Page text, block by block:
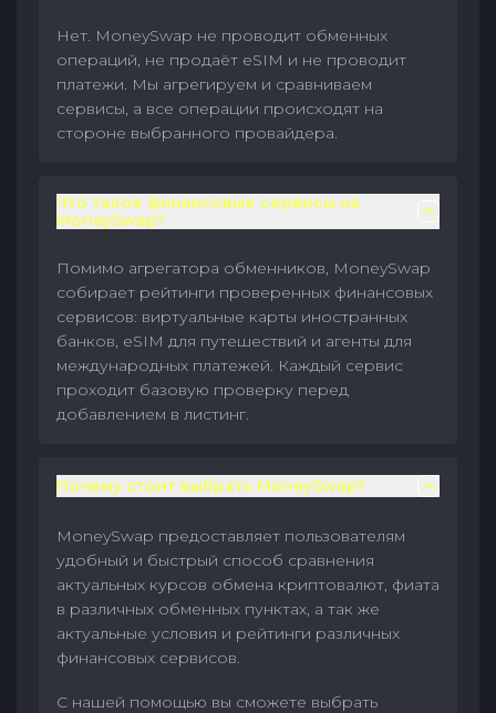
Нет. MoneySwap не проводит обменных
операций, не продаёт eSIM и не проводит
платежи. Мы агрегируем и сравниваем
сервисы, а все операции происходят на
стороне выбранного провайдера.
Что такое финансовые сервисы на
MoneySwap?
Помимо агрегатора обменников, MoneySwap
собирает рейтинги проверенных финансовых
сервисов: виртуальные карты иностранных
банков, eSIM для путешествий и агенты для
международных платежей. Каждый сервис
проходит базовую проверку перед
добавлением в листинг.
Почему стоит выбрать MoneySwap?
MoneySwap предоставляет пользователям
удобный и быстрый способ сравнения
актуальных курсов обмена криптовалют, фиата
в различных обменных пунктах, а так же
актуальные условия и рейтинги различных
финансовых сервисов.
С нашей помощью вы сможете выбрать